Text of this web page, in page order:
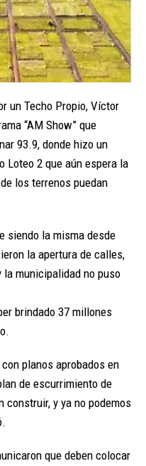
un Techo Propio, Víctor
“AM Show” que
93.9, donde hizo un
Loteo 2 que aún espera la
los terrenos puedan
siendo la misma desde
la apertura de calles,
la municipalidad no puso
brindado 37 millones
planos aprobados en
de escurrimiento de
construir, y ya no podemos
que deben colocar